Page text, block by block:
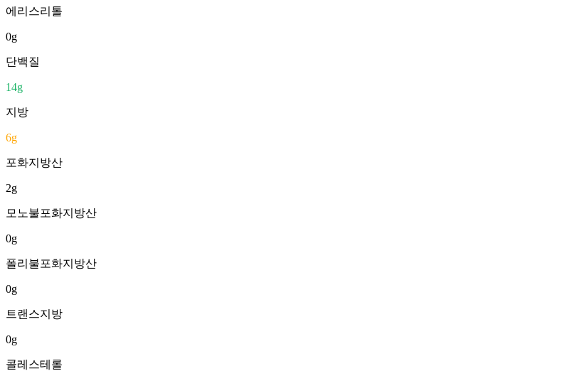
에리스리톨
0g
단백질
14g
지방
6g
포화지방산
2g
모노불포화지방산
0g
폴리불포화지방산
0g
트랜스지방
0g
콜레스테롤